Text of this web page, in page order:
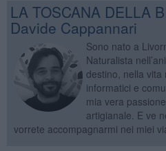
LA TOSCANA DELLA
Davide Cappannari
Sono nato a
Naturalista
destino, nella vita
informatici e
mia vera
artigianale. E ve
vorrete accompagnarmi nei miei